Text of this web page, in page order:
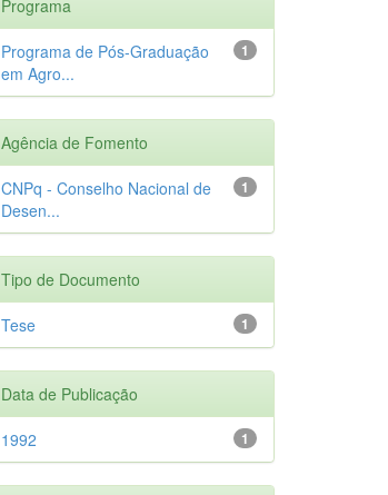
Programa
1
Programa de Pós-Graduação
em Agro...
Agência de Fomento
1
CNPq - Conselho Nacional de
Desen...
Tipo de Documento
1
Tese
Data de Publicação
1
1992